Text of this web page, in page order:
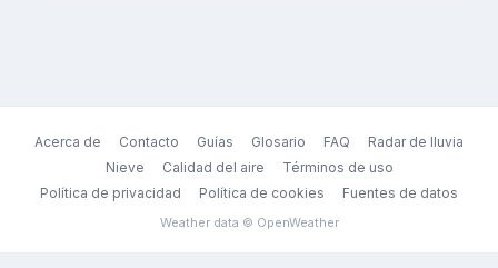
Acerca de Contacto Guías Glosario FAQ
Radar de lluvia
Nieve
Calidad del aire
Términos de uso
Política de privacidad
Política de cookies Fuentes de datos
Weather data © OpenWeather